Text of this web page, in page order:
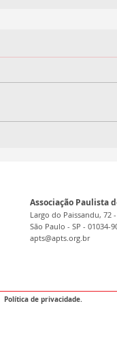
Associação Paulista
Largo do Paissandu, 72
São Paulo - SP - 01034-
apts@apts.org.br
Política de privacidade.